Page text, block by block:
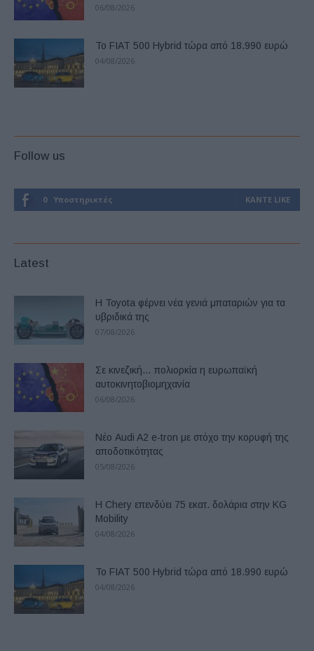
06/08/2026
Το FIAT 500 Hybrid τώρα από 18.990 ευρώ
04/08/2026
Follow us
0 Υποστηρικτές ΚΆΝΤΕ LIKE
Latest
Η Toyota φέρνει νέα γενιά μπαταριών για τα
υβριδικά της
07/08/2026
Σε κινεζική… πολιορκία η ευρωπαϊκή
αυτοκινητοβιομηχανία
06/08/2026
Νέο Audi A2 e-tron με στόχο την κορυφή της
αποδοτικότητας
05/08/2026
Η Chery επενδύει 75 εκατ. δολάρια στην KG
Mobility
04/08/2026
Το FIAT 500 Hybrid τώρα από 18.990 ευρώ
04/08/2026